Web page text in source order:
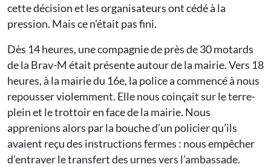
cette décision et les organisateurs ont cédé à la
pression. Mais ce n’était pas fini.
Dès 14 heures, une compagnie de près de 30 motards
de la Brav-M était présente autour de la mairie. Vers 18
heures, à la mairie du 16e, la police a commencé à nous
repousser violemment. Elle nous coinçait sur le terre-
plein et le trottoir en face de la mairie. Nous
apprenions alors par la bouche d’un policier qu’ils
avaient reçu des instructions fermes : nous empêcher
d’entraver le transfert des urnes vers l’ambassade.